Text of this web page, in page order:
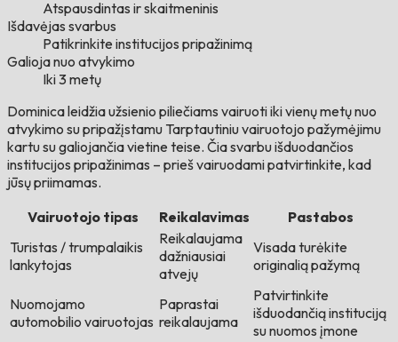
Atspausdintas ir skaitmeninis
Išdavėjas svarbus
Patikrinkite institucijos pripažinimą
Galioja nuo atvykimo
Iki 3 metų
Dominica leidžia užsienio piliečiams vairuoti iki vienų metų nuo
atvykimo su pripažįstamu Tarptautiniu vairuotojo pažymėjimu
kartu su galiojančia vietine teise. Čia svarbu išduodančios
institucijos pripažinimas – prieš vairuodami patvirtinkite, kad
jūsų priimamas.
Vairuotojo tipas
Reikalavimas
Pastabos
Turistas / trumpalaikis
lankytojas
Reikalaujama
dažniausiai
atvejų
Visada turėkite
originalią pažymą
Nuomojamo
automobilio vairuotojas
Paprastai
reikalaujama
Patvirtinkite
išduodančią instituciją
su nuomos įmone